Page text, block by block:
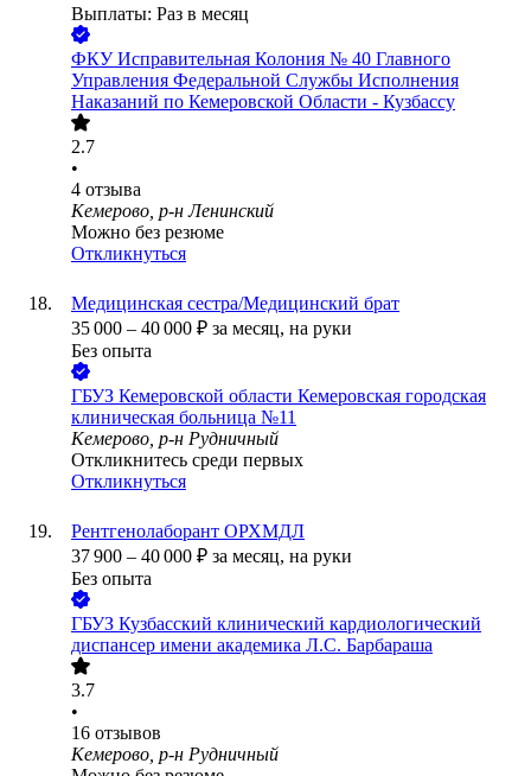
Выплаты: Раз в месяц
ФКУ Исправительная Колония № 40 Главного
Управления Федеральной Службы Исполнения
Наказаний по Кемеровской Области - Кузбассу
2.7
•
4 отзыва
Кемерово, р-н Ленинский
Можно без резюме
Откликнуться
Медицинская сестра/Медицинский брат
35 000 – 40 000 ₽ за месяц, на руки
Без опыта
ГБУЗ Кемеровской области Кемеровская городская
клиническая больница №11
Кемерово, р-н Рудничный
Откликнитесь среди первых
Откликнуться
Рентгенолаборант ОРХМДЛ
37 900 – 40 000 ₽ за месяц, на руки
Без опыта
ГБУЗ Кузбасский клинический кардиологический
диспансер имени академика Л.С. Барбараша
3.7
•
16 отзывов
Кемерово, р-н Рудничный